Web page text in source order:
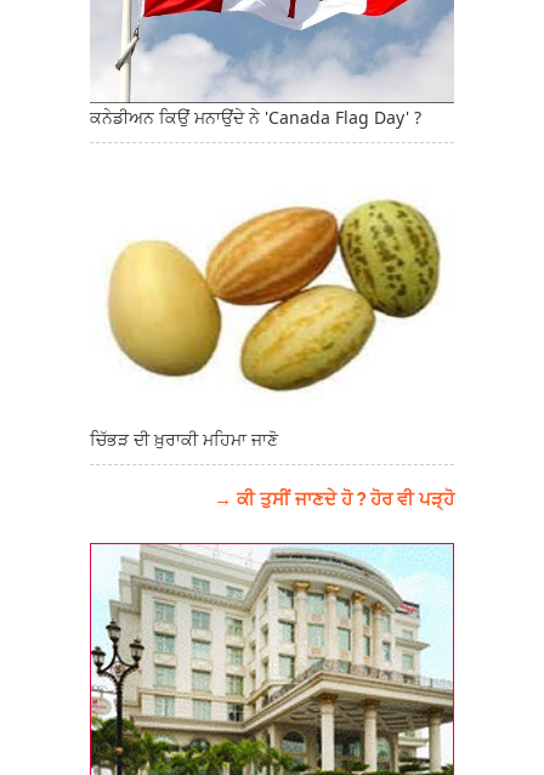
ਕਨੇਡੀਅਨ ਕਿਉਂ ਮਨਾਉਂਦੇ ਨੇ 'Canada Flag Day' ?
ਚਿੱਭੜ ਦੀ ਖ਼ੁਰਾਕੀ ਮਹਿਮਾ ਜਾਣੋ
→ ਕੀ ਤੁਸੀਂ ਜਾਣਦੇ ਹੋ ? ਹੋਰ ਵੀ ਪੜ੍ਹੋ